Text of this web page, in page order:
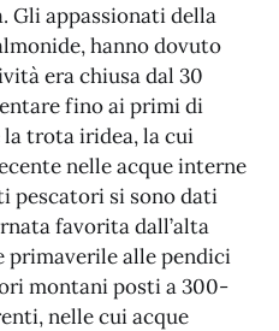
Gli appassionati della
hanno dovuto
era chiusa dal 30
fino ai primi di
la trota iridea, la cui
nelle acque interne
pescatori si sono dati
favorita dall’alta
primaverile alle pendici
montani posti a 300-
nelle cui acque